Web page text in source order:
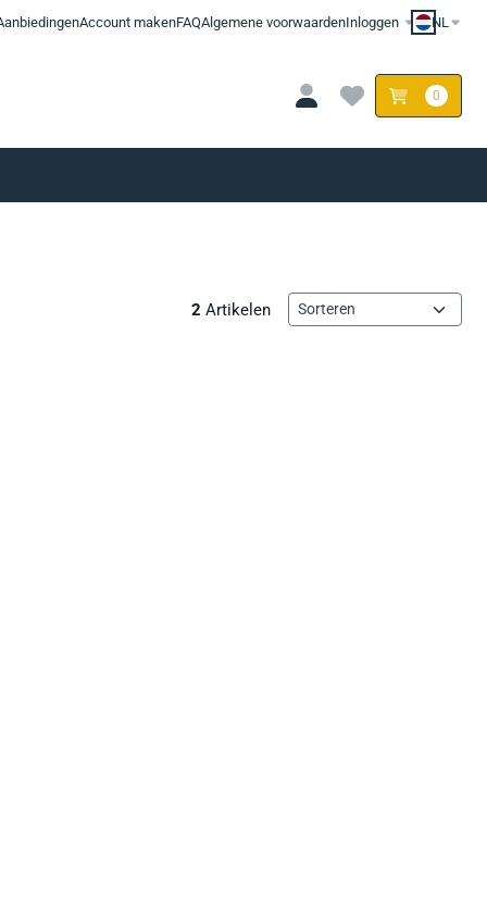
Account makenFAQAlgemene voorwaardenInloggen NL
0
2 Artikelen Sorteermethode